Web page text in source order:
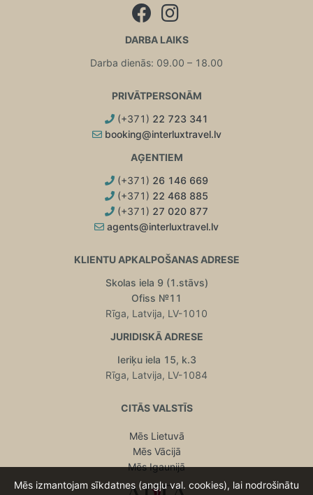
DARBA LAIKS
Darba dienās: 09.00 – 18.00
PRIVĀTPERSONĀM
(+371) 22 723 341
booking@interluxtravel.lv
AĢENTIEM
(+371) 26 146 669
(+371) 22 468 885
(+371) 27 020 877
agents@interluxtravel.lv
KLIENTU APKALPOŠANAS ADRESE
Skolas iela 9 (1.stāvs)
Ofiss №11
Rīga, Latvija, LV-1010
JURIDISKĀ ADRESE
Ieriķu iela 15, k.3
Rīga, Latvija, LV-1084
CITĀS VALSTĪS
Mēs Lietuvā
Mēs Vācijā
Mēs Igaunijā
Mēs izmantojam sīkdatnes (angļu val. cookies), lai nodrošinātu